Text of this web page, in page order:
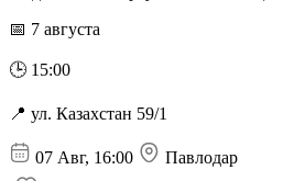
📅 7 августа
🕒 15:00
📍 ул. Казахстан 59/1
07 Авг, 16:00 Павлодар